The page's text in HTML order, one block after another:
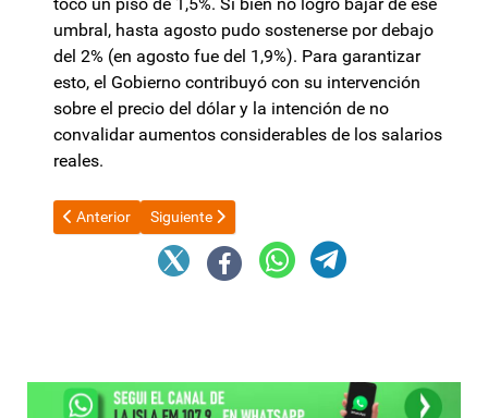
umbral, hasta agosto pudo sostenerse por debajo
del 2% (en agosto fue del 1,9%). Para garantizar
esto, el Gobierno contribuyó con su intervención
sobre el precio del dólar y la intención de no
convalidar aumentos considerables de los salarios
reales.
Artículo anterior: La reacción de Cristina Kirchner a la
Anterior Artículo siguiente: Claudia Palladino: “Tenemos
Siguiente